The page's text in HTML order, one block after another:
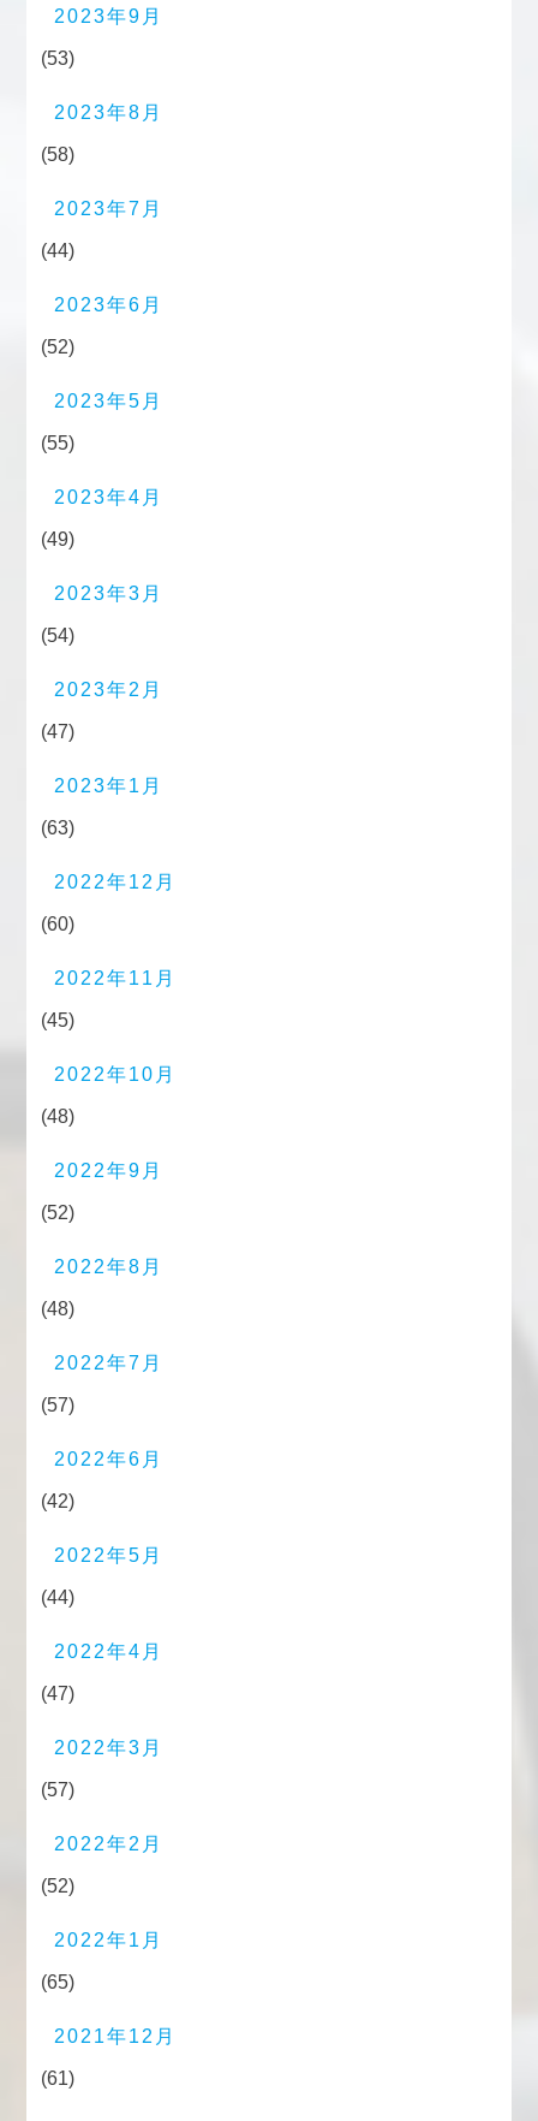
2023年9月
(53)
2023年8月
(58)
2023年7月
(44)
2023年6月
(52)
2023年5月
(55)
2023年4月
(49)
2023年3月
(54)
2023年2月
(47)
2023年1月
(63)
2022年12月
(60)
2022年11月
(45)
2022年10月
(48)
2022年9月
(52)
2022年8月
(48)
2022年7月
(57)
2022年6月
(42)
2022年5月
(44)
2022年4月
(47)
2022年3月
(57)
2022年2月
(52)
2022年1月
(65)
2021年12月
(61)